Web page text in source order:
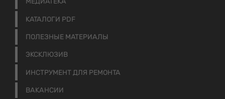
КАТАЛОГИ PDF
ПОЛЕЗНЫЕ МАТЕРИАЛЫ
ЭКСКЛЮЗИВ
ИНСТРУМЕНТ ДЛЯ РЕМОНТА
ВАКАНСИИ